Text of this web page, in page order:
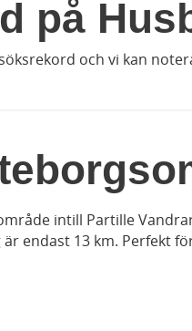
på
och vi kan
intill Partille
endast 13 km. Perfekt